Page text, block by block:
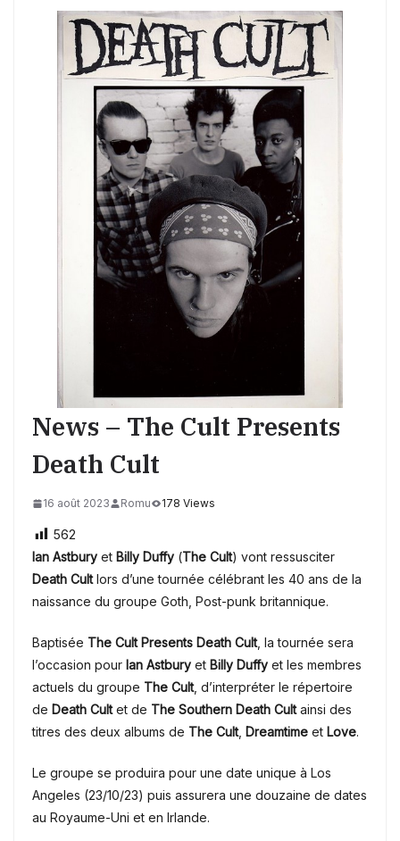
News – The Cult Presents
Death Cult
16 août 2023 Romu 178 Views
562
Ian Astbury et Billy Duffy (The Cult) vont ressusciter
Death Cultlors d’une tournée célébrant les 40 ans de la
naissance du groupe Goth, Post-punk britannique.
Baptisée The Cult Presents Death Cult, la tournée sera
l’occasion pour Ian Astbury et Billy Duffy et les membres
actuels du groupe The Cult, d’interpréter le répertoire
de Death Cultet de The Southern Death Cultainsi des
titres des deux albums de The Cult, Dreamtime et Love.
Le groupe se produira pour une date unique à Los
Angeles (23/10/23) puis assurera une douzaine de dates
au Royaume-Uni et en Irlande.